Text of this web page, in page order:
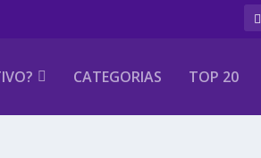
CATEGORIAS TOP 20